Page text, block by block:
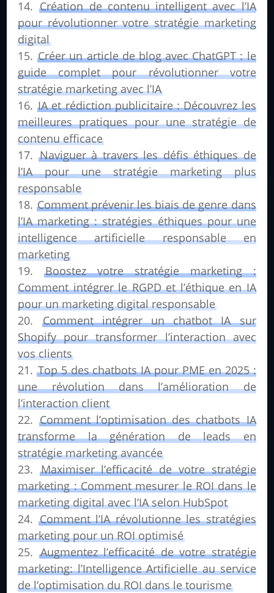
Création de contenu intelligent avec l’IA
pour révolutionner votre stratégie marketing
digital
Créer un article de blog avec ChatGPT : le
guide complet pour révolutionner votre
stratégie marketing avec l’IA
IA et rédiction publicitaire : Découvrez les
meilleures pratiques pour une stratégie de
contenu efficace
Naviguer à travers les défis éthiques de
l’IA pour une stratégie marketing plus
responsable
Comment prévenir les biais de genre dans
l’IA marketing : stratégies éthiques pour une
intelligence artificielle responsable en
marketing
Boostez votre stratégie marketing :
Comment intégrer le RGPD et l’éthique en IA
pour un marketing digital responsable
Comment intégrer un chatbot IA sur
Shopify pour transformer l’interaction avec
vos clients
Top 5 des chatbots IA pour PME en 2025 :
une révolution dans l’amélioration de
l’interaction client
Comment l’optimisation des chatbots IA
transforme la génération de leads en
stratégie marketing avancée
Maximiser l’efficacité de votre stratégie
marketing : Comment mesurer le ROI dans le
marketing digital avec l’IA selon HubSpot
Comment l’IA révolutionne les stratégies
marketing pour un ROI optimisé
Augmentez l’efficacité de votre stratégie
marketing: l’Intelligence Artificielle au service
de l’optimisation du ROI dans le tourisme